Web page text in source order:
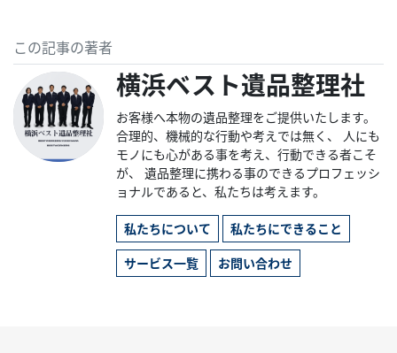
この記事の著者
横浜ベスト遺品整理社
お客様へ本物の遺品整理をご提供いたします。
合理的、機械的な行動や考えでは無く、 人にも
モノにも心がある事を考え、行動できる者こそ
が、 遺品整理に携わる事のできるプロフェッシ
ョナルであると、私たちは考えます。
私たちについて 私たちにできること
サービス一覧 お問い合わせ